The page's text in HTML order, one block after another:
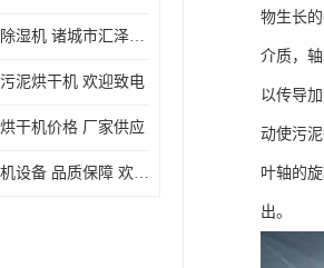
污泥烘干除湿机 诸城市汇泽机械有限公司
泥烘干机 欢迎致电
干机价格 厂家供应
污泥烘干机设备 品质保障 欢迎咨询
物生长
介质，
以传导
动使污
叶轴的
出。